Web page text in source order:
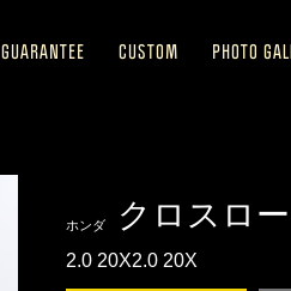
GUARANTEE CUSTOM PHOTO
ホンダ クロスロ
2.0 20X2.0 20X